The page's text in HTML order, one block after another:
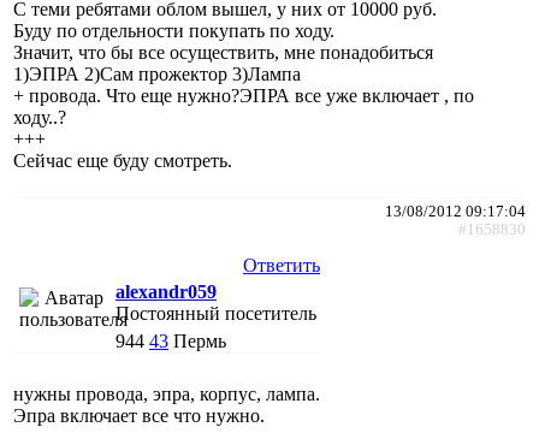
С теми ребятами облом вышел, у них от 10000 руб.
Буду по отдельности покупать по ходу.
Значит, что бы все осуществить, мне понадобиться
1)ЭПРА 2)Сам прожектор 3)Лампа
+ провода. Что еще нужно?ЭПРА все уже включает , по
ходу..?
+++
Сейчас еще буду смотреть.
13/08/2012 09:17:04
#1658830
Ответить
alexandr059
Постоянный посетитель
944 43 Пермь
нужны провода, эпра, корпус, лампа.
Эпра включает все что нужно.